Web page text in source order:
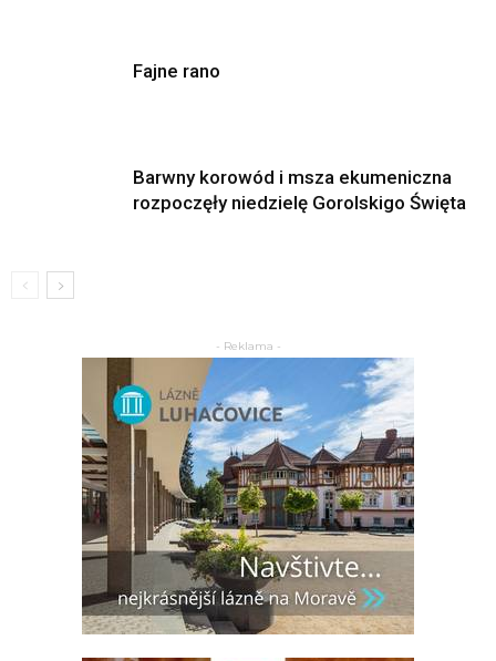
Fajne rano
Barwny korowód i msza ekumeniczna
rozpoczęły niedzielę Gorolskigo Święta
- Reklama -